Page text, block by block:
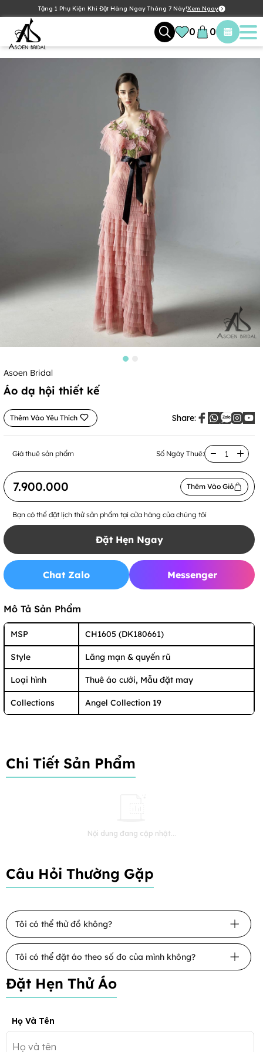
Tặng 1 Phụ Kiện Khi Đặt Hàng Ngay Tháng 7 Này!Xem Ngay
0 0
Asoen Bridal
Áo dạ hội thiết kế
Thêm Vào Yêu Thích Share:
Giá thuê sản phẩm Số Ngày Thuê:
7.900.000 Thêm Vào Giỏ
Bạn có thể đặt lịch thử sản phẩm tại cửa hàng của chúng tôi
Đặt Hẹn Ngay
Chat Zalo Messenger
Mô Tả Sản Phẩm
MSP CH1605 (DK180661)
Style Lãng mạn & quyến rũ
Loại hình Thuê áo cưới, Mẫu đặt may
Collections Angel Collection 19
Chi Tiết Sản Phẩm
Nội dung đang cập nhật...
Câu Hỏi Thường Gặp
Tôi có thể thử đồ không?
Tôi có thể đặt áo theo số đo của mình không?
Đặt Hẹn Thử Áo
Họ Và Tên